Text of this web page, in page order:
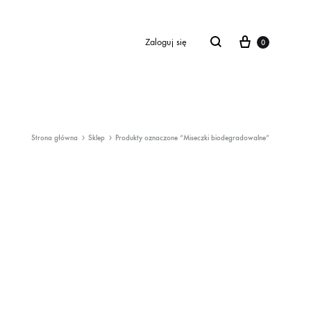
Zaloguj się Cart
0
Strona główna Sklep Produkty oznaczone “Miseczki biodegradowalne”